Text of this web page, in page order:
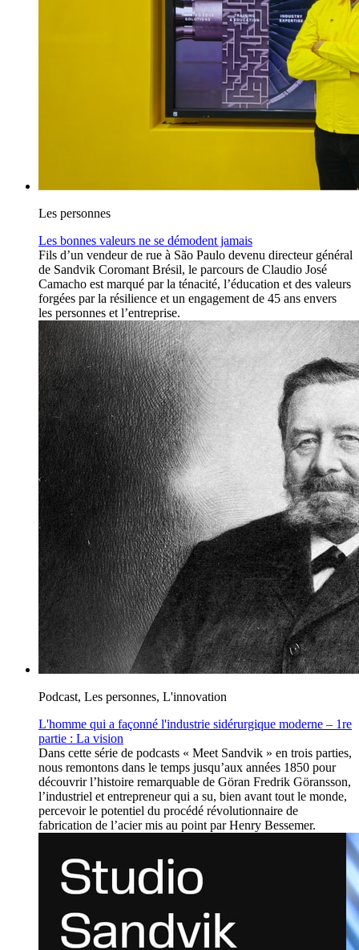
Les personnes
Les bonnes valeurs ne se démodent jamais
Fils d’un vendeur de rue à São Paulo devenu directeur général
de Sandvik Coromant Brésil, le parcours de Claudio José
Camacho est marqué par la ténacité, l’éducation et des valeurs
forgées par la résilience et un engagement de 45 ans envers
les personnes et l’entreprise.
Podcast, Les personnes, L'innovation
L'homme qui a façonné l'industrie sidérurgique moderne – 1re
partie : La vision
Dans cette série de podcasts « Meet Sandvik » en trois parties,
nous remontons dans le temps jusqu’aux années 1850 pour
découvrir l’histoire remarquable de Göran Fredrik Göransson,
l’industriel et entrepreneur qui a su, bien avant tout le monde,
percevoir le potentiel du procédé révolutionnaire de
fabrication de l’acier mis au point par Henry Bessemer.